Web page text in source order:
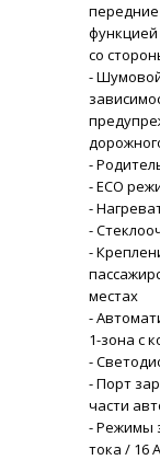
со
-
-
- ECO
-
-
-
местах
-
1-зона с
-
- Порт
части
- Режимы
тока / 16